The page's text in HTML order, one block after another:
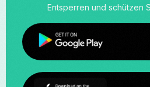
Entsperren und schützen